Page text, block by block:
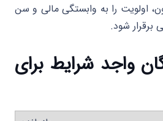
اولویت را به وابستگی مالی و سن
برقرار شود.
واجد شرایط برای